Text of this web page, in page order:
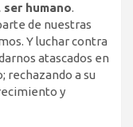
humano.
de nuestras
Y luchar contra
atascados en
rechazando a su
y